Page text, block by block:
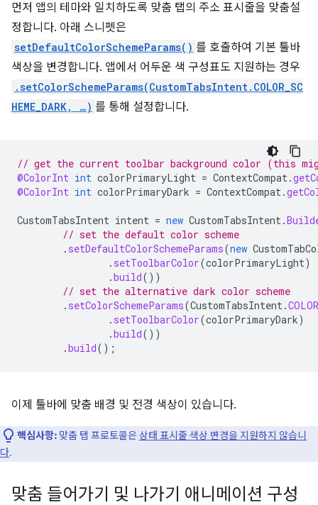
먼저 앱의 테마와 일치하도록 맞춤 탭의 주소 표시줄을 맞춤설
정합니다. 아래 스니펫은
setDefaultColorSchemeParams() 를 호출하여 기본 툴바
색상을 변경합니다. 앱에서 어두운 색 구성표도 지원하는 경우
.setColorSchemeParams(CustomTabsIntent.COLOR_SC
HEME_DARK, …) 를 통해 설정합니다.
// get the current toolbar background color (this
@ColorInt int colorPrimaryLight = ContextCompat.
@ColorInt int colorPrimaryDark = ContextCompat.
CustomTabsIntent intent = new CustomTabsIntent.
// set the default color scheme
. setDefaultColorSchemeParams(new
. setToolbarColor(colorPrimaryLight)
.build())
// set the alternative dark color scheme
. setColorSchemeParams(CustomTabsIntent.
. setToolbarColor(colorPrimaryDark)
.build())
.build();
이제 툴바에 맞춤 배경 및 전경 색상이 있습니다.
핵심사항: 맞춤 탭 프로토콜은 상태 표시줄 색상 변경을 지원하지 않습니
다.
맞춤 들어가기 및 나가기 애니메이션 구성